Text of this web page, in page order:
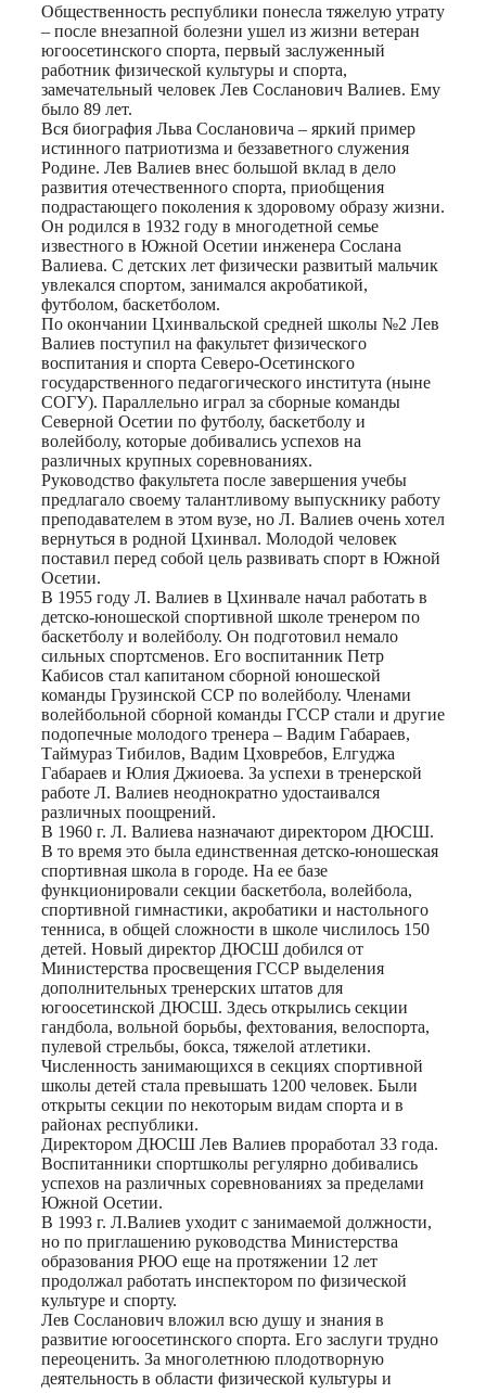
Общественность республики понесла тяжелую утрату
– после внезапной болезни ушел из жизни ветеран
югоосетинского спорта, первый заслуженный
работник физической культуры и спорта,
замечательный человек Лев Сосланович Валиев. Ему
было 89 лет.
Вся биография Льва Сослановича – яркий пример
истинного патриотизма и беззаветного служения
Родине. Лев Валиев внес большой вклад в дело
развития отечественного спорта, приобщения
подрастающего поколения к здоровому образу жизни.
Он родился в 1932 году в многодетной семье
известного в Южной Осетии инженера Сослана
Валиева. С детских лет физически развитый мальчик
увлекался спортом, занимался акробатикой,
футболом, баскетболом.
По окончании Цхинвальской средней школы №2 Лев
Валиев поступил на факультет физического
воспитания и спорта Северо-Осетинского
государственного педагогического института (ныне
СОГУ). Параллельно играл за сборные команды
Северной Осетии по футболу, баскетболу и
волейболу, которые добивались успехов на
различных крупных соревнованиях.
Руководство факультета после завершения учебы
предлагало своему талантливому выпускнику работу
преподавателем в этом вузе, но Л. Валиев очень хотел
вернуться в родной Цхинвал. Молодой человек
поставил перед собой цель развивать спорт в Южной
Осетии.
В 1955 году Л. Валиев в Цхинвале начал работать в
детско-юношеской спортивной школе тренером по
баскетболу и волейболу. Он подготовил немало
сильных спортсменов. Его воспитанник Петр
Кабисов стал капитаном сборной юношеской
команды Грузинской ССР по волейболу. Членами
волейбольной сборной команды ГССР стали и другие
подопечные молодого тренера – Вадим Габараев,
Таймураз Тибилов, Вадим Цховребов, Елгуджа
Габараев и Юлия Джиоева. За успехи в тренерской
работе Л. Валиев неоднократно удостаивался
различных поощрений.
В 1960 г. Л. Валиева назначают директором ДЮСШ.
В то время это была единственная детско-юношеская
спортивная школа в городе. На ее базе
функционировали секции баскетбола, волейбола,
спортивной гимнастики, акробатики и настольного
тенниса, в общей сложности в школе числилось 150
детей. Новый директор ДЮСШ добился от
Министерства просвещения ГССР выделения
дополнительных тренерских штатов для
югоосетинской ДЮСШ. Здесь открылись секции
гандбола, вольной борьбы, фехтования, велоспорта,
пулевой стрельбы, бокса, тяжелой атлетики.
Численность занимающихся в секциях спортивной
школы детей стала превышать 1200 человек. Были
открыты секции по некоторым видам спорта и в
районах республики.
Директором ДЮСШ Лев Валиев проработал 33 года.
Воспитанники спортшколы регулярно добивались
успехов на различных соревнованиях за пределами
Южной Осетии.
В 1993 г. Л.Валиев уходит с занимаемой должности,
но по приглашению руководства Министерства
образования РЮО еще на протяжении 12 лет
продолжал работать инспектором по физической
культуре и спорту.
Лев Сосланович вложил всю душу и знания в
развитие югоосетинского спорта. Его заслуги трудно
переоценить. За многолетнюю плодотворную
деятельность в области физической культуры и